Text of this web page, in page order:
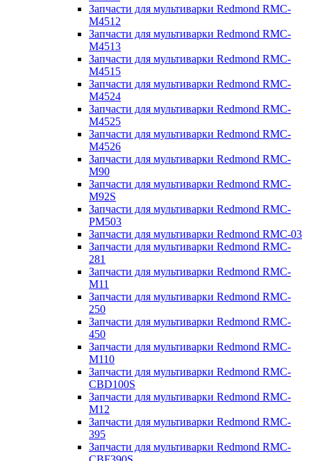
Запчасти для мультиварки Redmond RMC-
M4512
Запчасти для мультиварки Redmond RMC-
M4513
Запчасти для мультиварки Redmond RMC-
M4515
Запчасти для мультиварки Redmond RMC-
M4524
Запчасти для мультиварки Redmond RMC-
M4525
Запчасти для мультиварки Redmond RMC-
M4526
Запчасти для мультиварки Redmond RMC-
M90
Запчасти для мультиварки Redmond RMC-
M92S
Запчасти для мультиварки Redmond RMC-
PM503
Запчасти для мультиварки Redmond RMC-03
Запчасти для мультиварки Redmond RMC-
281
Запчасти для мультиварки Redmond RMC-
M11
Запчасти для мультиварки Redmond RMC-
250
Запчасти для мультиварки Redmond RMC-
450
Запчасти для мультиварки Redmond RMC-
M110
Запчасти для мультиварки Redmond RMC-
CBD100S
Запчасти для мультиварки Redmond RMC-
M12
Запчасти для мультиварки Redmond RMC-
395
Запчасти для мультиварки Redmond RMC-